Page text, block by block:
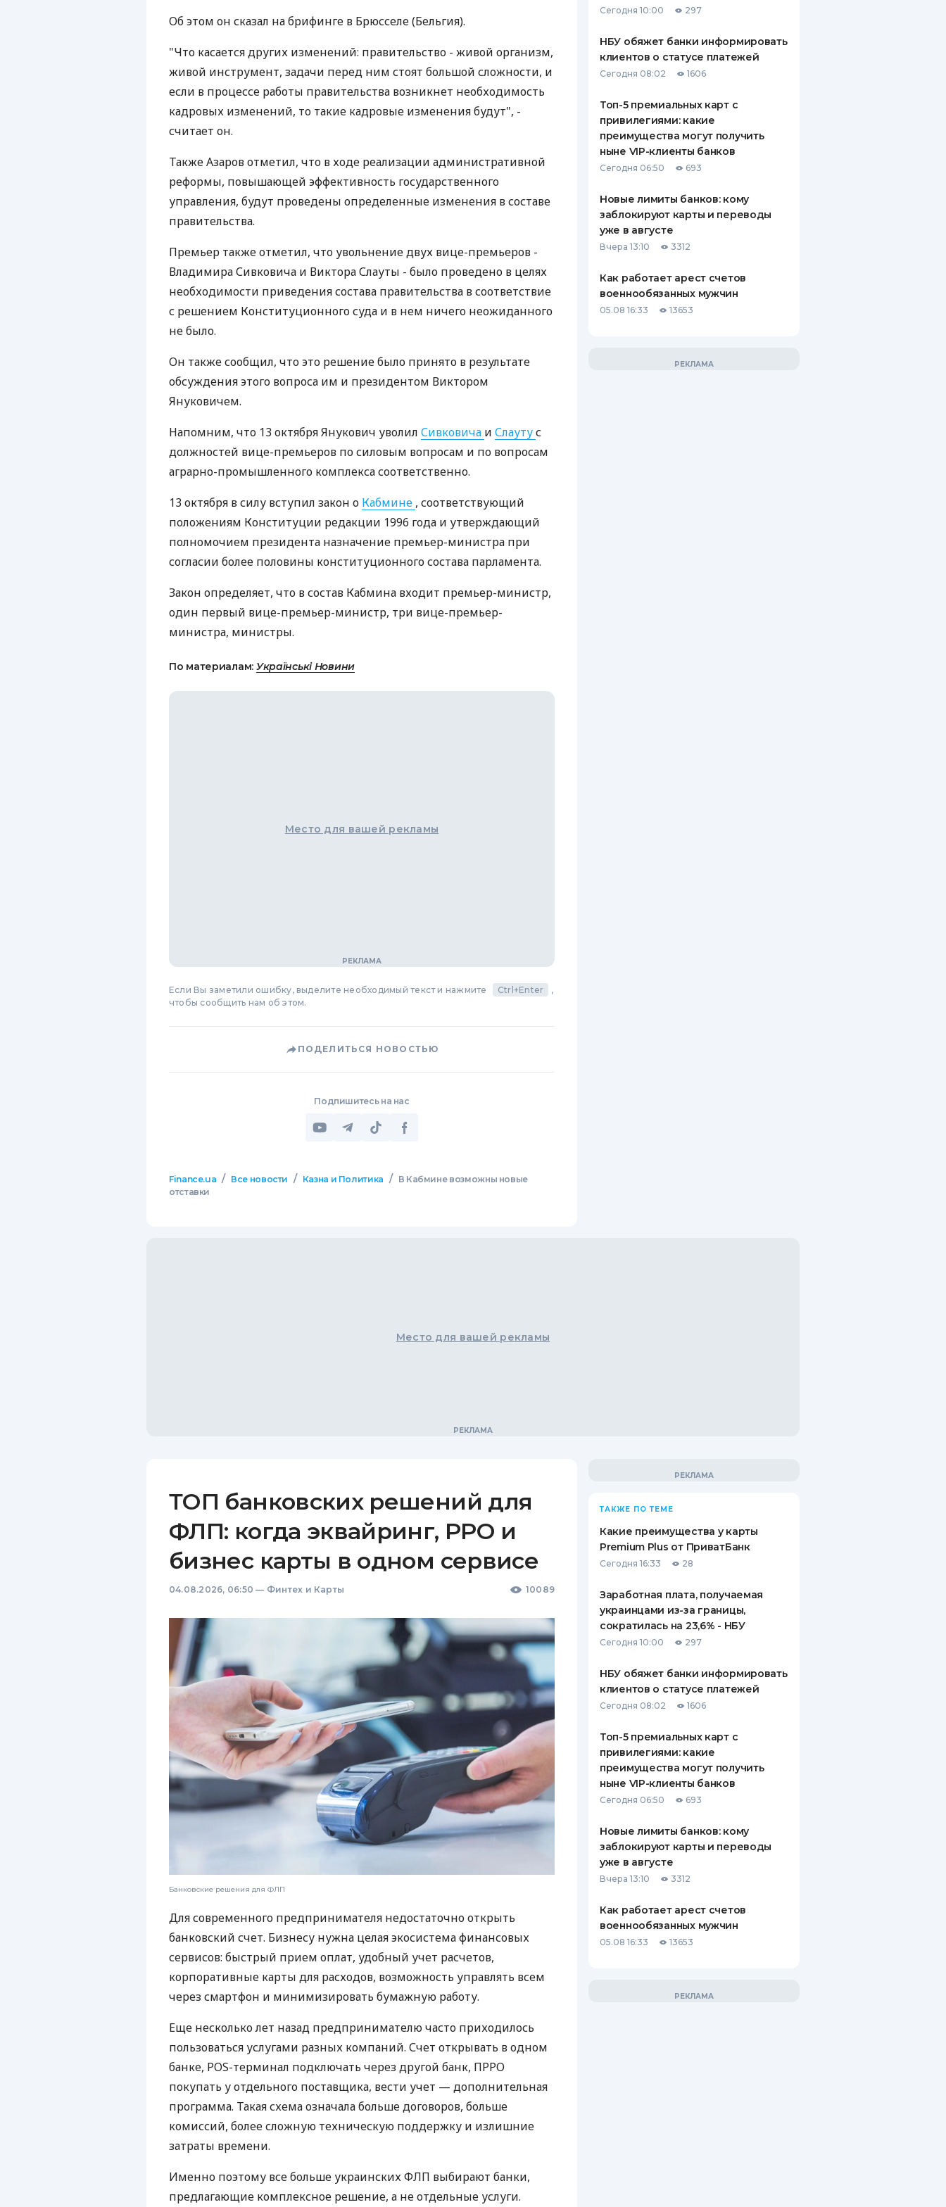
БАНКОВСКИМ КАРТАМ
СТРАХОВАНИЮ
ВСЕ СТРАХОВЫЕ ПОЛИСЫ
ОТЗЫВЫ О СТРАХОВЫХ
КОМПАНИЯХ
Об этом он сказал на брифинге в Брюсселе (Бельгия).
"Что касается других изменений: правительство - живой организм,
живой инструмент, задачи перед ним стоят большой сложности, и
если в процессе работы правительства возникнет необходимость
кадровых изменений, то такие кадровые изменения будут", -
считает он.
Также Азаров отметил, что в ходе реализации административной
реформы, повышающей эффективность государственного
управления, будут проведены определенные изменения в составе
правительства.
Премьер также отметил, что увольнение двух вице-премьеров -
Владимира Сивковича и Виктора Слауты - было проведено в целях
необходимости приведения состава правительства в соответствие
с решением Конституционного суда и в нем ничего неожиданного
не было.
Он также сообщил, что это решение было принято в результате
обсуждения этого вопроса им и президентом Виктором
Януковичем.
Напомним, что 13 октября Янукович уволил Сивковича и Слаутус
должностей вице-премьеров по силовым вопросам и по вопросам
аграрно-промышленного комплекса соответственно.
13 октября в силу вступил закон о Кабмине , соответствующий
положениям Конституции редакции 1996 года и утверждающий
полномочием президента назначение премьер-министра при
согласии более половины конституционного состава парламента.
Закон определяет, что в состав Кабмина входит премьер-министр,
один первый вице-премьер-министр, три вице-премьер-
министра, министры.
По материалам: Українські Новини
Место для вашей рекламы
Если Вы заметили ошибку, выделите необходимый текст и нажмите Ctrl+Enter
,
чтобы сообщить нам об этом.
ПОДЕЛИТЬСЯ НОВОСТЬЮ
Подпишитесь на нас
Finance.ua / Все новости / Казна и Политика /
В Кабмине возможны новые
отставки
Сегодня 10:00 297
НБУ обяжет банки информировать
клиентов о статусе платежей
Сегодня 08:02 1606
Топ-5 премиальных карт с
привилегиями: какие
преимущества могут получить
ныне VIP-клиенты банков
Сегодня 06:50 693
Новые лимиты банков: кому
заблокируют карты и переводы
уже в августе
Вчера 13:10 3312
Как работает арест счетов
военнообязанных мужчин
05.08 16:33 13653
Место для вашей рекламы
ТОП банковских решений для
ФЛП: когда эквайринг, РРО и
бизнес карты в одном сервисе
04.08.2026, 06:50 — Финтех и Карты 10089
Банковские решения для ФЛП
Для современного предпринимателя недостаточно открыть
банковский счет. Бизнесу нужна целая экосистема финансовых
сервисов: быстрый прием оплат, удобный учет расчетов,
корпоративные карты для расходов, возможность управлять всем
через смартфон и минимизировать бумажную работу.
Еще несколько лет назад предпринимателю часто приходилось
пользоваться услугами разных компаний. Счет открывать в одном
банке, POS-терминал подключать через другой банк, ПРРО
покупать у отдельного поставщика, вести учет — дополнительная
программа. Такая схема означала больше договоров, больше
комиссий, более сложную техническую поддержку и излишние
затраты времени.
Именно поэтому все больше украинских ФЛП выбирают банки,
предлагающие комплексное решение, а не отдельные услуги.
ТАКЖЕ ПО ТЕМЕ
Какие преимущества у карты
Premium Plus от ПриватБанк
Сегодня 16:33 28
Заработная плата, получаемая
украинцами из-за границы,
сократилась на 23,6% - НБУ
Сегодня 10:00 297
НБУ обяжет банки информировать
клиентов о статусе платежей
Сегодня 08:02 1606
Топ-5 премиальных карт с
привилегиями: какие
преимущества могут получить
ныне VIP-клиенты банков
Сегодня 06:50 693
Новые лимиты банков: кому
заблокируют карты и переводы
уже в августе
Вчера 13:10 3312
Как работает арест счетов
военнообязанных мужчин
05.08 16:33 13653